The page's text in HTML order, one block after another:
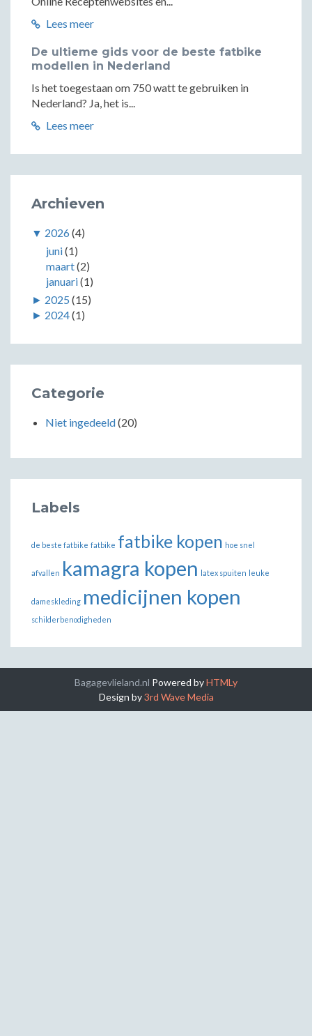
Lees meer
De ultieme gids voor de beste fatbike
modellen in Nederland
Is het toegestaan om 750 watt te gebruiken in
Nederland? Ja, het is...
Lees meer
Archieven
▼ 2026(4)
juni(1)
maart(2)
januari(1)
► 2025 (15)
► 2024(1)
Categorie
Niet ingedeeld(20)
Labels
de beste fatbike fatbike fatbike kopen hoe snel
afvallen kamagra kopen latex spuiten leuke
dameskleding medicijnen kopen
schilderbenodigheden
Bagagevlieland.nl Powered byHTMLy
Design by3rd Wave Media